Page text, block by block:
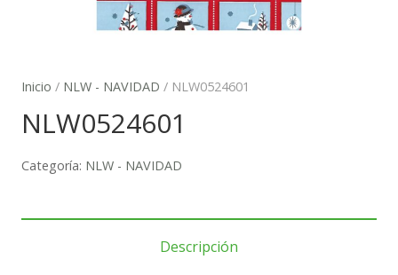
Inicio / NLW - NAVIDAD / NLW0524601
NLW0524601
Categoría: NLW - NAVIDAD
Descripción